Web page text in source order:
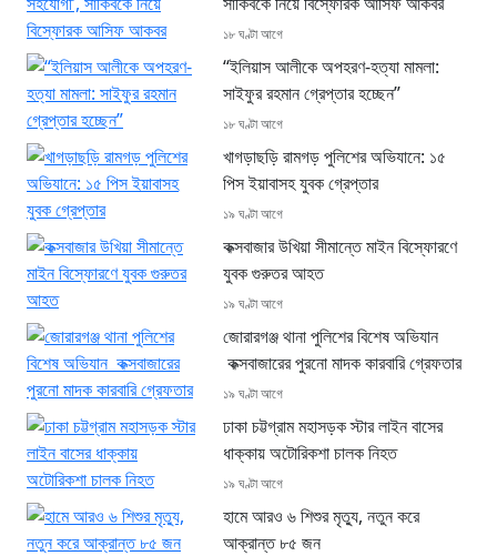
১৮ ঘণ্টা আগে
“ইলিয়াস আলীকে অপহরণ-হত্যা মামলা:
সাইফুর রহমান গ্রেপ্তার হচ্ছেন”
১৮ ঘণ্টা আগে
খাগড়াছড়ি রামগড় পুলিশের অভিযানে: ১৫
পিস ইয়াবাসহ যুবক গ্রেপ্তার
১৯ ঘণ্টা আগে
কক্সবাজার উখিয়া সীমান্তে মাইন বিস্ফোরণে
যুবক গুরুতর আহত
১৯ ঘণ্টা আগে
জোরারগঞ্জ থানা পুলিশের বিশেষ অভিযান
কক্সবাজারের পুরনো মাদক কারবারি গ্রেফতার
১৯ ঘণ্টা আগে
ঢাকা চট্টগ্রাম মহাসড়ক স্টার লাইন বাসের
ধাক্কায় অটোরিকশা চালক নিহত
১৯ ঘণ্টা আগে
হামে আরও ৬ শিশুর মৃত্যু, নতুন করে
আক্রান্ত ৮৫ জন